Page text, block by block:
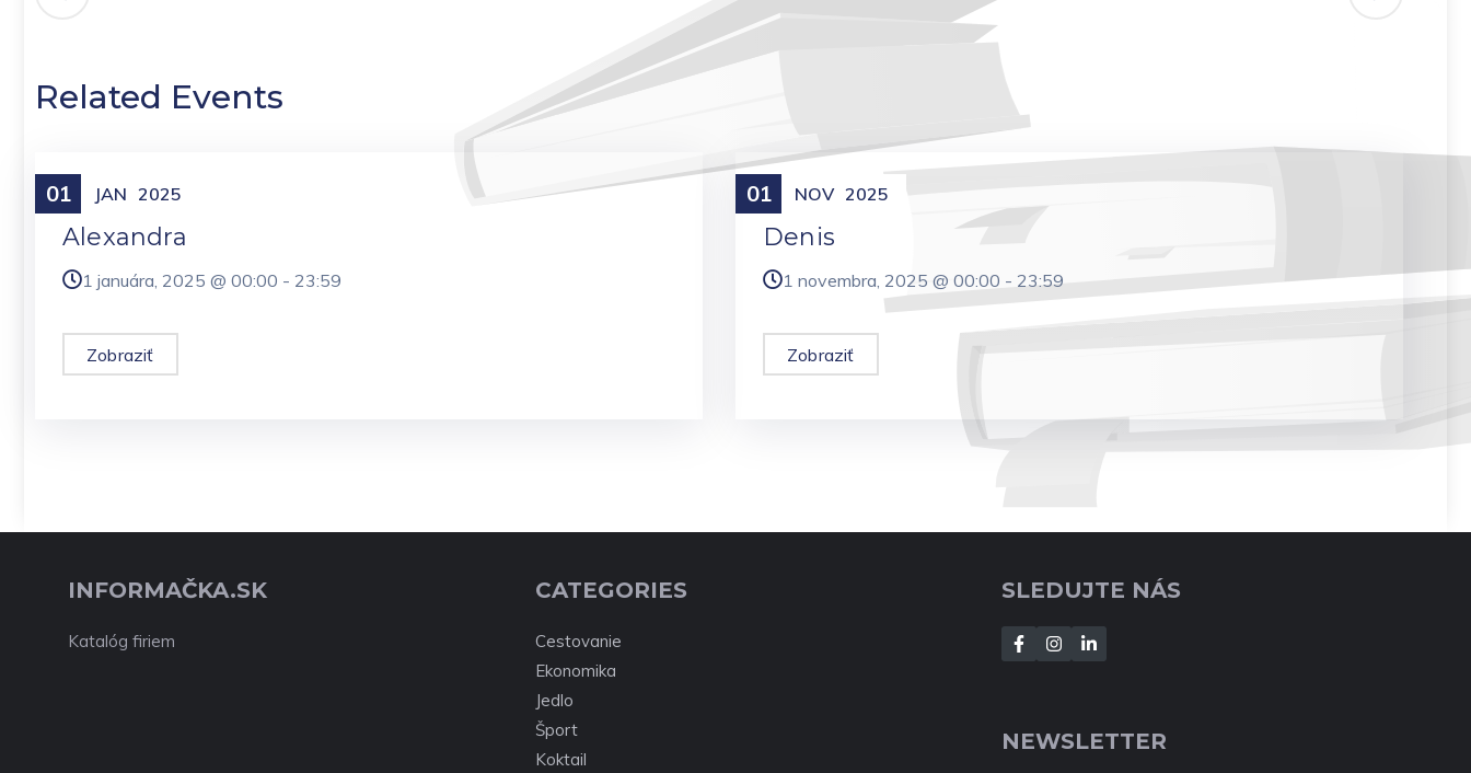
Related Events
01 JAN 2025
Meniny
Alexandra
1 januára, 2025 @ 00:00 - 23:59
Zobraziť
01 NOV 2025
Meniny
Denis
1 novembra, 2025 @ 00:00 - 23:59
Zobraziť
INFORMAČKA.SK
Katalóg firiem
CATEGORIES
Cestovanie
Ekonomika
Jedlo
Šport
Koktail
SLEDUJTE NÁS
NEWSLETTER